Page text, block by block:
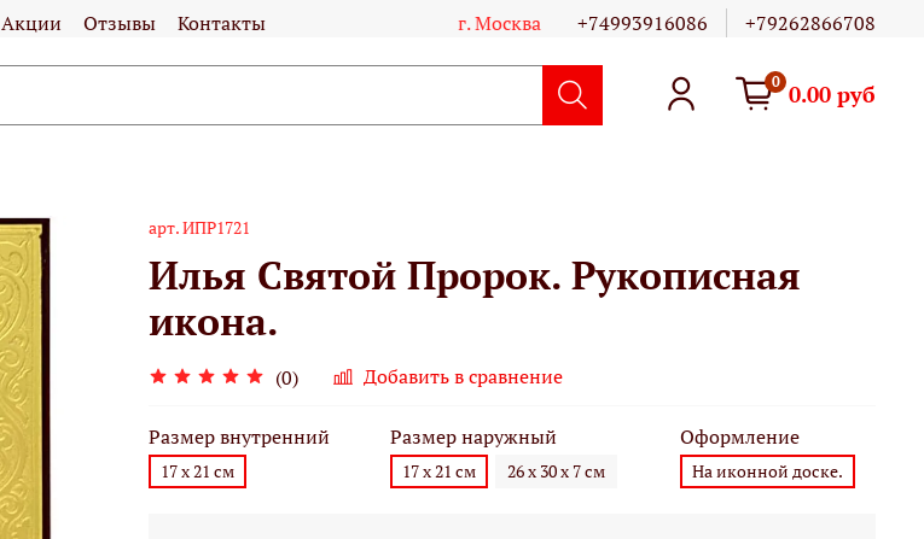
Акции Отзывы Контакты г. Москва +74993916086 +79262866708
0 0.00 руб
арт.ИПР1721
Илья Святой Пророк. Рукописная
икона.
(0) Добавить в сравнение
Размер внутренний
17 х 21 см
Размер наружный
17 х 21 см 26 х 30 х 7 см
Оформление
На иконной доске.